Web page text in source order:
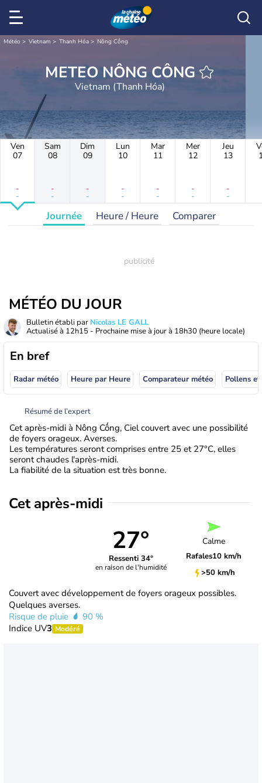
Météo Vietnam Thanh Hóa Nông Cống
METEO NÔNG CỐNG
Vietnam (Thanh Hóa)
Ven
07
-
-
Sam
08
-
-
Dim
09
-
-
Lun
10
-
-
Mar
11
-
-
Mer
12
-
-
Jeu
13
-
-
Journée Heure / Heure Comparer
MÉTÉO DU JOUR
Bulletin établi par Nicolas LE GALL
Actualisé à 12h15 - Prochaine mise à jour à 18h30 (heure locale)
En bref
Radar météo Heure par Heure Comparateur météo Pollens
Résumé de l’expert
Cet après-midi à Nông Cống, Ciel couvert avec une possibilité
de foyers orageux. Averses.
Les températures seront comprises entre 25 et 27°C, elles
seront chaudes l'après-midi.
La fiabilité de la situation est très bonne.
Cet après-midi
27°
Ressenti 34°
en raison de l'humidité
Calme
Rafales10 km/h
>50 km/h
Couvert avec développement de foyers orageux possibles.
Quelques averses.
Risque de pluie
90 %
Indice UV3 Modéré